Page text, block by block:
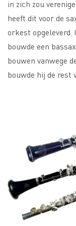
in zich zou
heeft dit voor de
orkest opgeleverd.
bouwde een
bouwen vanwege
bouwde hij de rest